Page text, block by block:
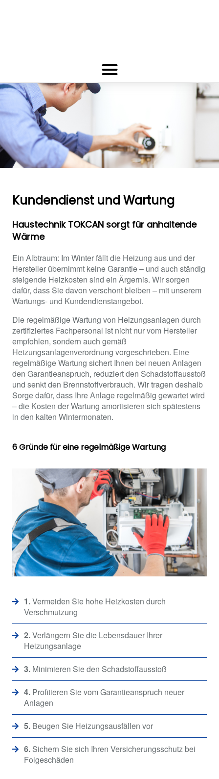
Kundendienst und Wartung
Haustechnik TOKCAN sorgt für anhaltende
Wärme
Ein Albtraum: Im Winter fällt die Heizung aus und der
Hersteller übernimmt keine Garantie – und auch ständig
steigende Heizkosten sind ein Ärgernis. Wir sorgen
dafür, dass Sie davon verschont bleiben – mit unserem
Wartungs- und Kundendienstangebot.
Die regelmäßige Wartung von Heizungsanlagen durch
zertifiziertes Fachpersonal ist nicht nur vom Hersteller
empfohlen, sondern auch gemäß
Heizungsanlagenverordnung vorgeschrieben. Eine
regelmäßige Wartung sichert Ihnen bei neuen Anlagen
den Garantieanspruch, reduziert den Schadstoffausstoß
und senkt den Brennstoffverbrauch. Wir tragen deshalb
Sorge dafür, dass Ihre Anlage regelmäßig gewartet wird
– die Kosten der Wartung amortisieren sich spätestens
in den kalten Wintermonaten.
6 Gründe für eine regelmäßige Wartung
1.Vermeiden Sie hohe Heizkosten durch
Verschmutzung
2.Verlängern Sie die Lebensdauer Ihrer
Heizungsanlage
3.Minimieren Sie den Schadstoffausstoß
4.Profitieren Sie vom Garantieanspruch neuer
Anlagen
5.Beugen Sie Heizungsausfällen vor
6.Sichern Sie sich Ihren Versicherungsschutz bei
Folgeschäden